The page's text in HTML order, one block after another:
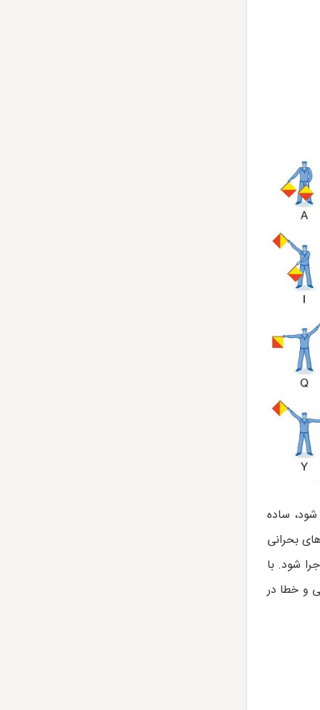
شود، ساده
بخش های بحرانی
شود. با
و خطا در